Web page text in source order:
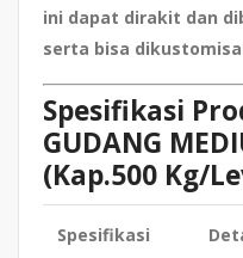
ini dapat dirakit dan
serta bisa
Spesifikasi
GUDANG
(Kap.500 Kg/
Spesifikasi